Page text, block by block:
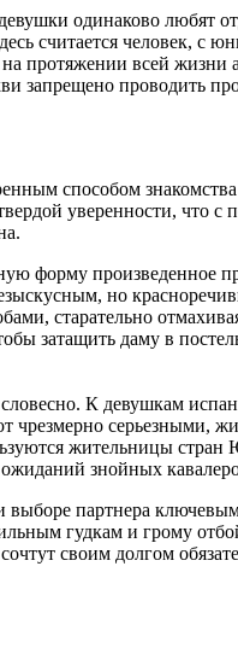
одинаково любят
считается человек, с
протяжении всей жизни
запрещено проводить
способом
уверенности, что с
форму произведенное
но
старательно
затащить даму в
К девушкам
серьезными,
жительницы
знойных
партнера
гудкам и грому
своим долгом